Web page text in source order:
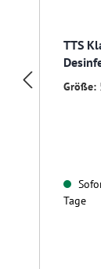
TTS
Größe:
Tage